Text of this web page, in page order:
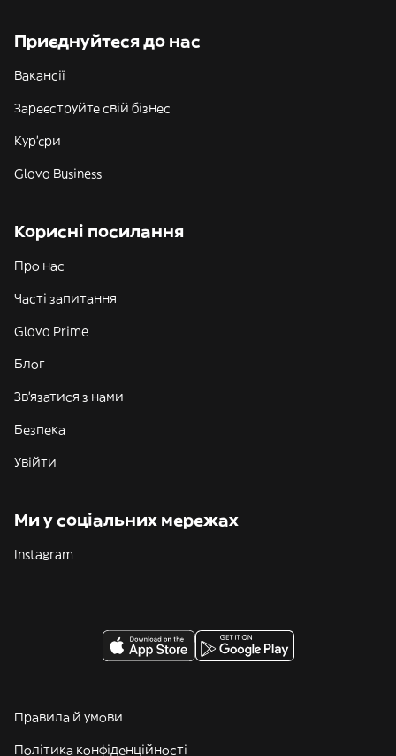
Приєднуйтеся до нас
Вакансії
Зареєструйте свій бізнес
Кур'єри
Glovo Business
Корисні посилання
Про нас
Часті запитання
Glovo Prime
Блог
Зв'язатися з нами
Безпека
Увійти
Ми у соціальних мережах
Instagram
Правила й умови
Політика конфіденційності